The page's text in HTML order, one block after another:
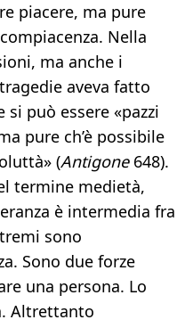
piacere, ma pure
Nella
ma anche i
aveva fatto
può essere «pazzi
pure ch’è possibile
(Antigone648).
termine medietà,
è intermedia fra
sono
Sono due forze
una persona. Lo
Altrettanto